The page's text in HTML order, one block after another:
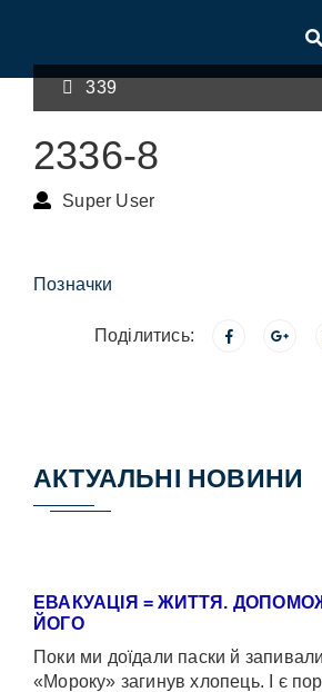
339
2336-8
Super User
Позначки
Поділитись:
АКТУАЛЬНІ НОВИНИ
ЕВАКУАЦІЯ = ЖИТТЯ.
ЙОГО
Поки ми доїдали паски й
«Мороку» загинув хлопець. І є